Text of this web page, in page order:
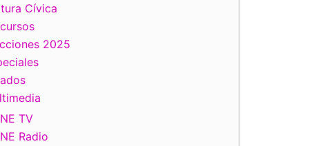
Cívica
2025
TV
Radio